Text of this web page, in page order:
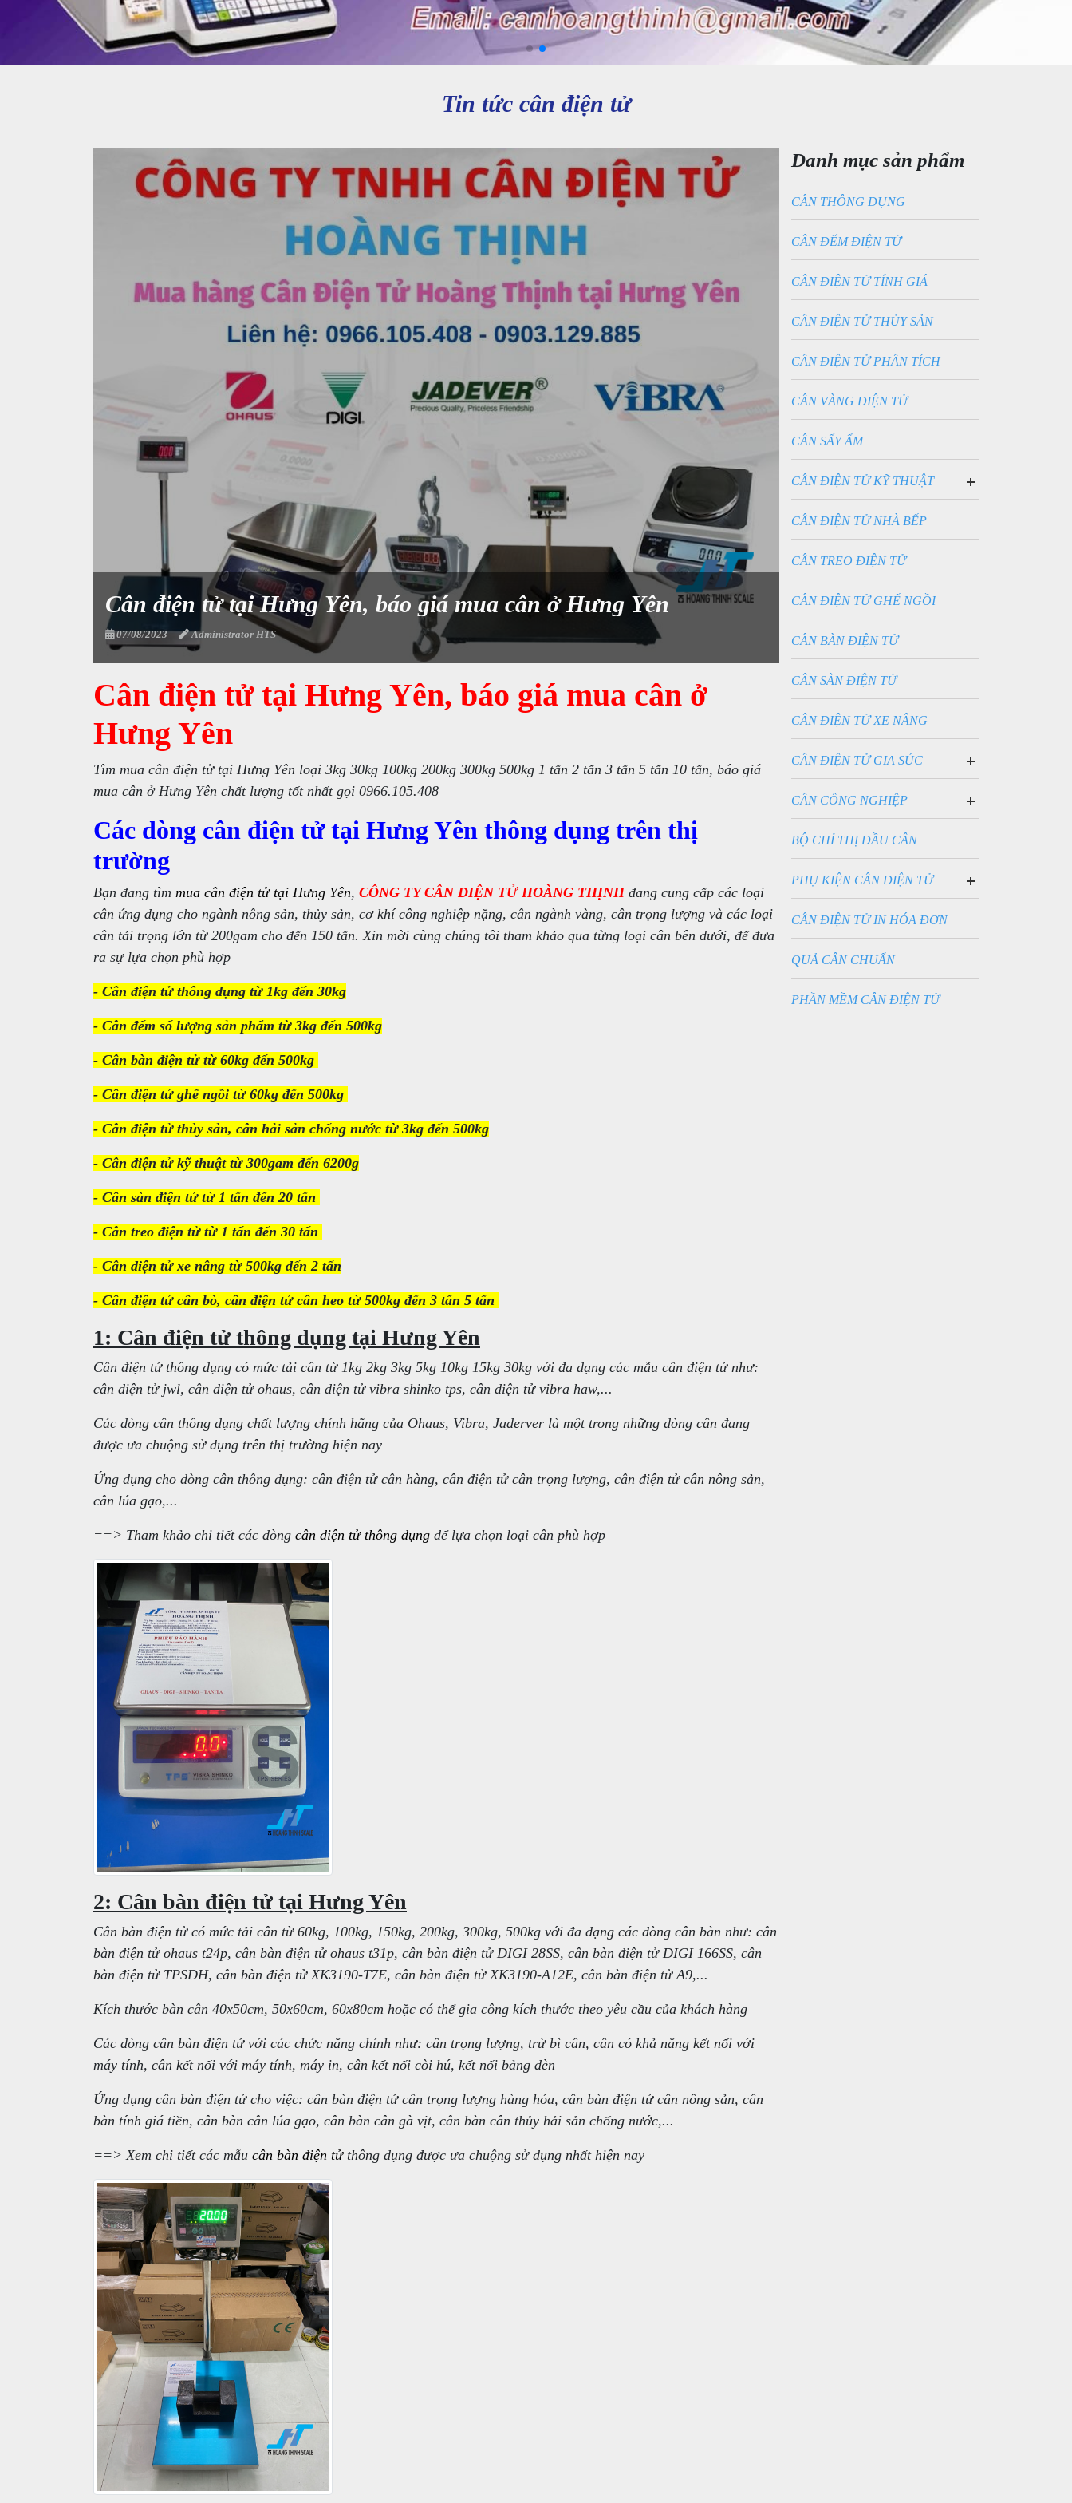
Tin tức cân điện tử
Cân điện tử tại Hưng Yên, báo giá mua cân ở Hưng Yên
07/08/2023 Administrator HTS
Cân điện tử tại Hưng Yên, báo giá mua cân ở
Hưng Yên
Tìm mua cân điện tử tại Hưng Yên loại 3kg 30kg 100kg 200kg 300kg 500kg 1 tấn 2 tấn 3 tấn 5 tấn 10 tấn, báo giá
mua cân ở Hưng Yên chất lượng tốt nhất gọi 0966.105.408
Các dòng cân điện tử tại Hưng Yên thông dụng trên thị
trường
Bạn đang tìm mua cân điện tử tại Hưng Yên, CÔNG TY CÂN ĐIỆN TỬ HOÀNG THỊNHđang cung cấp các loại
cân ứng dụng cho ngành nông sản, thủy sản, cơ khí công nghiệp nặng, cân ngành vàng, cân trọng lượng và các loại
cân tải trọng lớn từ 200gam cho đến 150 tấn. Xin mời cùng chúng tôi tham khảo qua từng loại cân bên dưới, để đưa
ra sự lựa chọn phù hợp
- Cân điện tử thông dụng từ 1kg đến 30kg
- Cân đếm số lượng sản phẩm từ 3kg đến 500kg
- Cân bàn điện tử từ 60kg đến 500kg
- Cân điện tử ghế ngồi từ 60kg đến 500kg
- Cân điện tử thủy sản, cân hải sản chống nước từ 3kg đến 500kg
- Cân điện tử kỹ thuật từ 300gam đến 6200g
- Cân sàn điện tử từ 1 tấn đến 20 tấn
- Cân treo điện tử từ 1 tấn đến 30 tấn
- Cân điện tử xe nâng từ 500kg đến 2 tấn
- Cân điện tử cân bò, cân điện tử cân heo từ 500kg đến 3 tấn 5 tấn
1: Cân điện tử thông dụng tại Hưng Yên
Cân điện tử thông dụng có mức tải cân từ 1kg 2kg 3kg 5kg 10kg 15kg 30kg với đa dạng các mẫu cân điện tử như:
cân điện tử jwl, cân điện tử ohaus, cân điện tử vibra shinko tps, cân điện tử vibra haw,...
Các dòng cân thông dụng chất lượng chính hãng của Ohaus, Vibra, Jaderver là một trong những dòng cân đang
được ưa chuộng sử dụng trên thị trường hiện nay
Ứng dụng cho dòng cân thông dụng: cân điện tử cân hàng, cân điện tử cân trọng lượng, cân điện tử cân nông sản,
cân lúa gạo,...
==> Tham khảo chi tiết các dòng cân điện tử thông dụng để lựa chọn loại cân phù hợp
2: Cân bàn điện tử tại Hưng Yên
Cân bàn điện tử có mức tải cân từ 60kg, 100kg, 150kg, 200kg, 300kg, 500kg với đa dạng các dòng cân bàn như: cân
bàn điện tử ohaus t24p, cân bàn điện tử ohaus t31p, cân bàn điện tử DIGI 28SS, cân bàn điện tử DIGI 166SS, cân
bàn điện tử TPSDH, cân bàn điện tử XK3190-T7E, cân bàn điện tử XK3190-A12E, cân bàn điện tử A9,...
Kích thước bàn cân 40x50cm, 50x60cm, 60x80cm hoặc có thể gia công kích thước theo yêu cầu của khách hàng
Các dòng cân bàn điện tử với các chức năng chính như: cân trọng lượng, trừ bì cân, cân có khả năng kết nối với
máy tính, cân kết nối với máy tính, máy in, cân kết nối còi hú, kết nối bảng đèn
Ứng dụng cân bàn điện tử cho việc: cân bàn điện tử cân trọng lượng hàng hóa, cân bàn điện tử cân nông sản, cân
bàn tính giá tiền, cân bàn cân lúa gạo, cân bàn cân gà vịt, cân bàn cân thủy hải sản chống nước,...
==> Xem chi tiết các mẫu cân bàn điện tửthông dụng được ưa chuộng sử dụng nhất hiện nay
Danh mục sản phẩm
CÂN THÔNG DỤNG
CÂN ĐẾM ĐIỆN TỬ
CÂN ĐIỆN TỬ TÍNH GIÁ
CÂN ĐIỆN TỬ THỦY SẢN
CÂN ĐIỆN TỬ PHÂN TÍCH
CÂN VÀNG ĐIỆN TỬ
CÂN SẤY ẨM
CÂN ĐIỆN TỬ KỸ THUẬT
CÂN KỸ THUẬT 2 SỐ LẺ
0.01G
CÂN KỸ THUẬT 3 SỐ LẺ
0.001G
CÂN ĐIỆN TỬ NHÀ BẾP
CÂN TREO ĐIỆN TỬ
CÂN ĐIỆN TỬ GHẾ NGỒI
CÂN BÀN ĐIỆN TỬ
CÂN SÀN ĐIỆN TỬ
CÂN ĐIỆN TỬ XE NÂNG
CÂN ĐIỆN TỬ GIA SÚC
CÂN SÀN BÒ ĐIỆN TỬ
CÂN SÀN HEO ĐIỆN TỬ
CÂN CÔNG NGHIỆP
CÂN ĐIỆN TỬ Ô TÔ
CÂN BỒN ĐIỆN TỬ
BỘ CHỈ THỊ ĐẦU CÂN
PHỤ KIỆN CÂN ĐIỆN TỬ
CẢM ỨNG LỰC LOADCELL
PIN SẠC CHO CÂN
CÂN ĐIỆN TỬ IN HÓA ĐƠN
QUẢ CÂN CHUẨN
PHẦN MỀM CÂN ĐIỆN TỬ